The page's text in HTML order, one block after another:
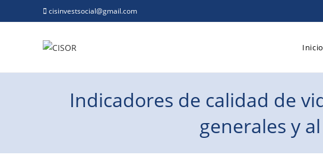
cisinvestsocial@gmail.com
Inicio
Indicadores de calidad de
generales y